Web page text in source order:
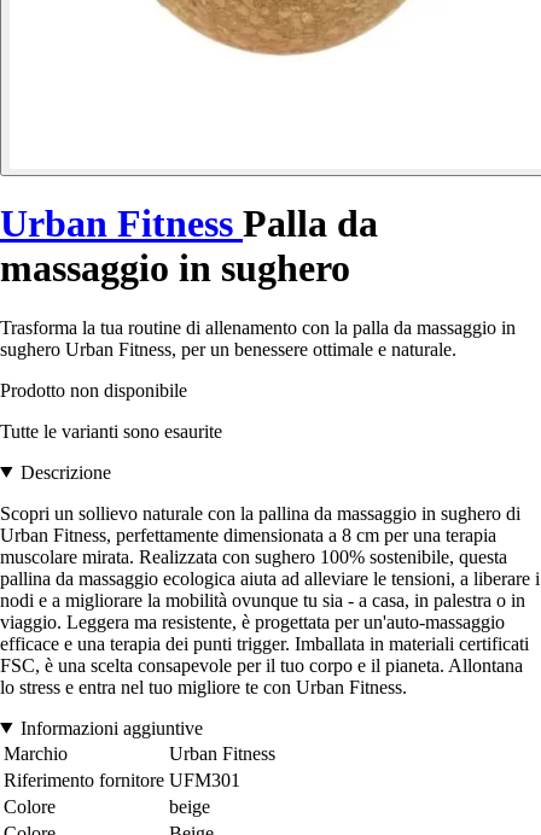
Urban Fitness Palla da
massaggio in sughero
Trasforma la tua routine di allenamento con la palla da massaggio in
sughero Urban Fitness, per un benessere ottimale e naturale.
Prodotto non disponibile
Tutte le varianti sono esaurite
Descrizione
Scopri un sollievo naturale con la pallina da massaggio in sughero di
Urban Fitness, perfettamente dimensionata a 8 cm per una terapia
muscolare mirata. Realizzata con sughero 100% sostenibile, questa
pallina da massaggio ecologica aiuta ad alleviare le tensioni, a liberare i
nodi e a migliorare la mobilità ovunque tu sia - a casa, in palestra o in
viaggio. Leggera ma resistente, è progettata per un'auto-massaggio
efficace e una terapia dei punti trigger. Imballata in materiali certificati
FSC, è una scelta consapevole per il tuo corpo e il pianeta. Allontana
lo stress e entra nel tuo migliore te con Urban Fitness.
Informazioni aggiuntive
Marchio
Urban Fitness
Riferimento fornitore UFM301
Colore
beige